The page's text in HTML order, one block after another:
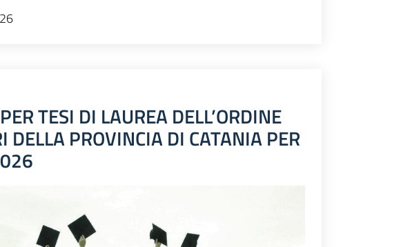
TESI DI LAUREA DELL’ORDINE
DELLA PROVINCIA DI CATANIA PER